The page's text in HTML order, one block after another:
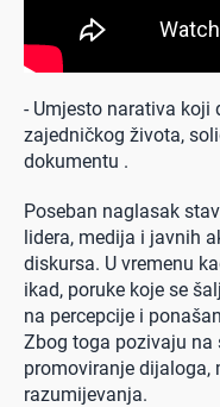
- Umjesto narativa koji
zajedničkog života,
dokumentu .
Poseban naglasak
lidera, medija i javnih
diskursa. U vremenu
ikad, poruke koje se
na percepcije i
Zbog toga pozivaju na
promoviranje dijaloga,
razumijevanja.